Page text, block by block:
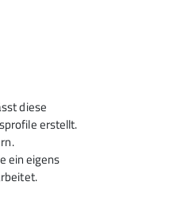
des
e.V.
diese
erstellt.
ein eigens